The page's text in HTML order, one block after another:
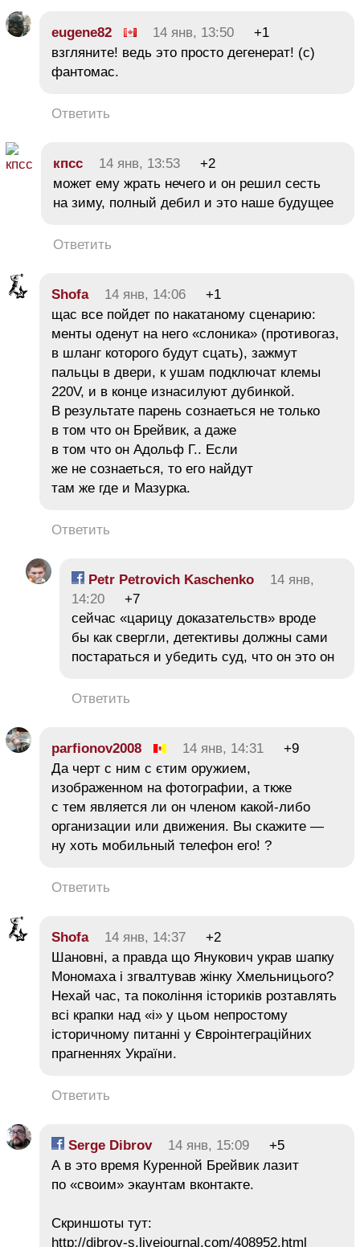
eugene82 14 янв, 13:50
+1
взгляните! ведь это просто дегенерат! (с)
фантомас.
Ответить
кпсс 14 янв, 13:53
+2
может ему жрать нечего и он решил сесть
на зиму, полный дебил и это наше будущее
Ответить
Shofa 14 янв, 14:06
+1
щас все пойдет по накатаному сценарию:
менты оденут на него «слоника» (противогаз,
в шланг которого будут сцать), зажмут
пальцы в двери, к ушам подключат клемы
220V, и в конце изнасилуют дубинкой.
В результате парень сознаеться не только
в том что он Брейвик, а даже
в том что он Адольф Г.. Если
же не сознаеться, то его найдут
там же где и Мазурка.
Ответить
Petr Petrovich Kaschenko
14 янв,
14:20
+7
сейчас «царицу доказательств» вроде
бы как свергли, детективы должны сами
постараться и убедить суд, что он это он
Ответить
parfionov2008 14 янв, 14:31
+9
Да черт с ним с єтим оружием,
изображенном на фотографии, а ткже
с тем является ли он членом какой-либо
организации или движения. Вы скажите —
ну хоть мобильный телефон его! ?
Ответить
Shofa 14 янв, 14:37
+2
Шановні, а правда що Янукович украв шапку
Мономаха і згвалтував жінку Хмельницього?
Нехай час, та покоління істориків розтавлять
всі крапки над «і» у цьом непростому
історичному питанні у Євроінтеграційних
прагненнях України.
Ответить
Serge Dibrov 14 янв, 15:09
+5
А в это время Куренной Брейвик лазит
по «своим» экаунтам вконтакте.
Скриншоты тут:
http://dibrov-s.livejournal.com/408952.html